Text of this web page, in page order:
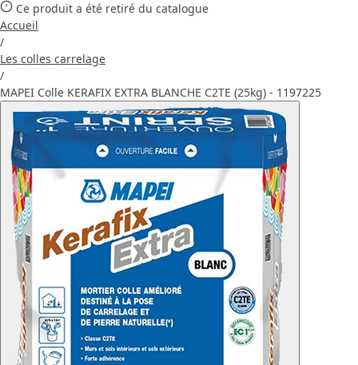
Ce produit a été retiré du catalogue
Accueil
/
Les colles carrelage
/
MAPEI Colle KERAFIX EXTRA BLANCHE C2TE (25kg) - 1197225